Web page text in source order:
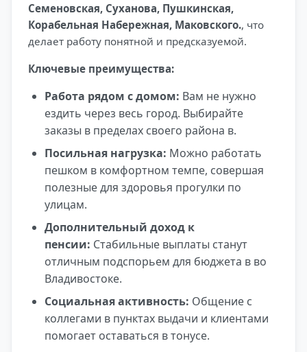
Семеновская, Суханова, Пушкинская,
Корабельная Набережная, Маковского., что
делает работу понятной и предсказуемой.
Ключевые преимущества:
Работа рядом с домом: Вам не нужно
ездить через весь город. Выбирайте
заказы в пределах своего района в.
Посильная нагрузка: Можно работать
пешком в комфортном темпе, совершая
полезные для здоровья прогулки по
улицам.
Дополнительный доход к
пенсии: Стабильные выплаты станут
отличным подспорьем для бюджета в во
Владивостоке.
Социальная активность: Общение с
коллегами в пунктах выдачи и клиентами
помогает оставаться в тонусе.